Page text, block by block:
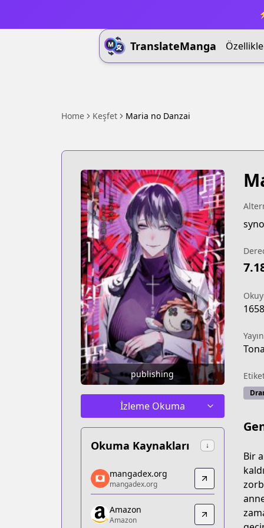
TranslateManga
Home Keşfet Maria no Danzai
publishing
İzleme Okuma
Okuma Kaynakları ↓
mangadex.org
mangadex.org
https://mangadex.org/title/3ad8d2f2-
Amazon
mangadex.org
mangadex.org
Amazon
Amazon
Bir